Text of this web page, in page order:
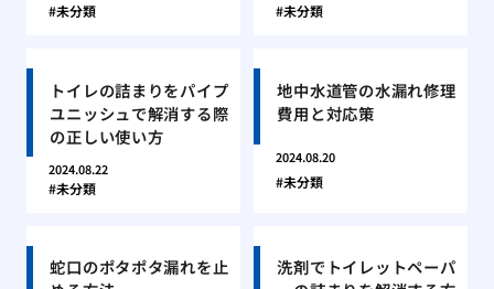
未分類 未分類
トイレの詰まりをパイプ
ユニッシュで解消する際
の正しい使い方
2024.08.22
未分類
地中水道管の水漏れ修理
費用と対応策
2024.08.20
未分類
蛇口のポタポタ漏れを止
洗剤でトイレットペーパ